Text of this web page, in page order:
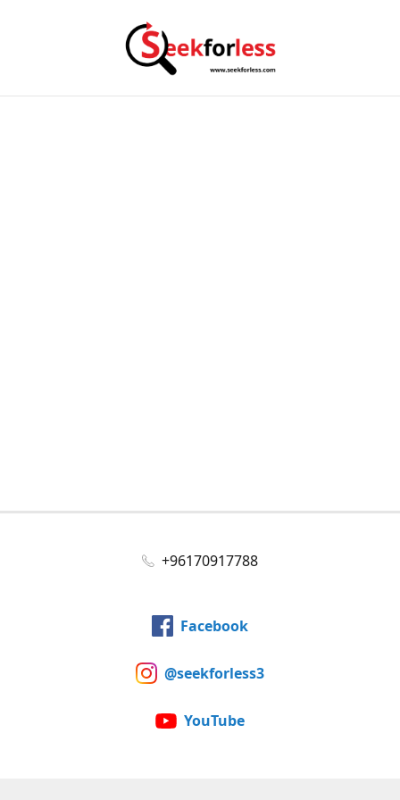
+96170917788
Facebook
@seekforless3
YouTube